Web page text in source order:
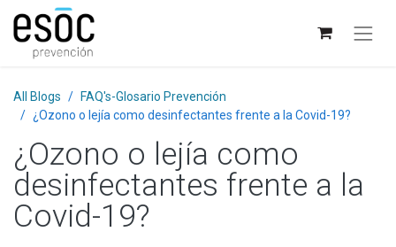
All Blogs
FAQ's-Glosario Prevención
¿Ozono o lejía como desinfectantes frente a la Covid-19?
¿Ozono o lejía como
desinfectantes frente a la
Covid-19?